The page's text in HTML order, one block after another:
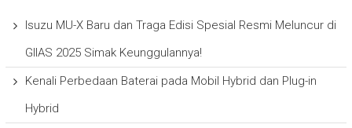
Isuzu MU-X Baru dan Traga Edisi Spesial Resmi Meluncur di
GIIAS 2025 Simak Keunggulannya!
Kenali Perbedaan Baterai pada Mobil Hybrid dan Plug-in
Hybrid